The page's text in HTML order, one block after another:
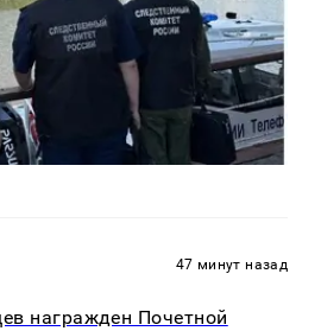
47 минут назад
награжден Почетной